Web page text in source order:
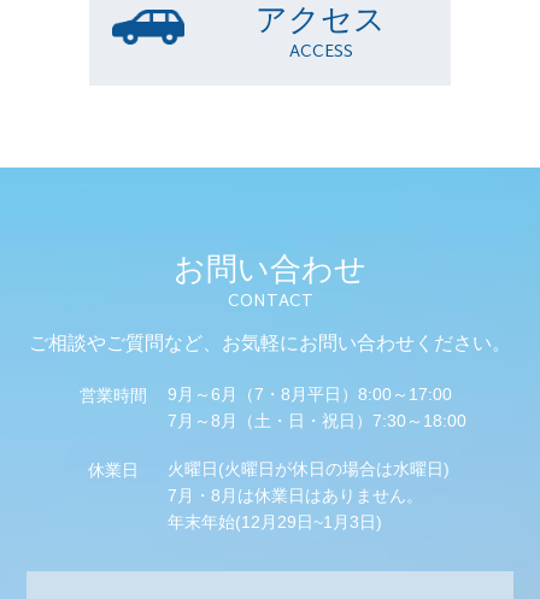
アクセス
ACCESS
お問い合わせ
CONTACT
ご相談やご質問など、 お気軽にお問い合わせください。
営業時間
9月～6月（7・8月平日）8:00～17:00
7月～8月（土・日・祝日）7:30～18:00
休業日
火曜日(火曜日が休日の場合は水曜日)
7月・8月は休業日はありません。
年末年始(12月29日~1月3日)